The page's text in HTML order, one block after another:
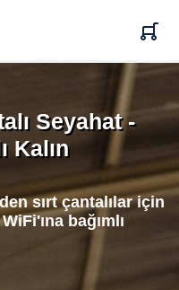
Seyahat -
Kalın
sırt çantalılar için
bağımlı